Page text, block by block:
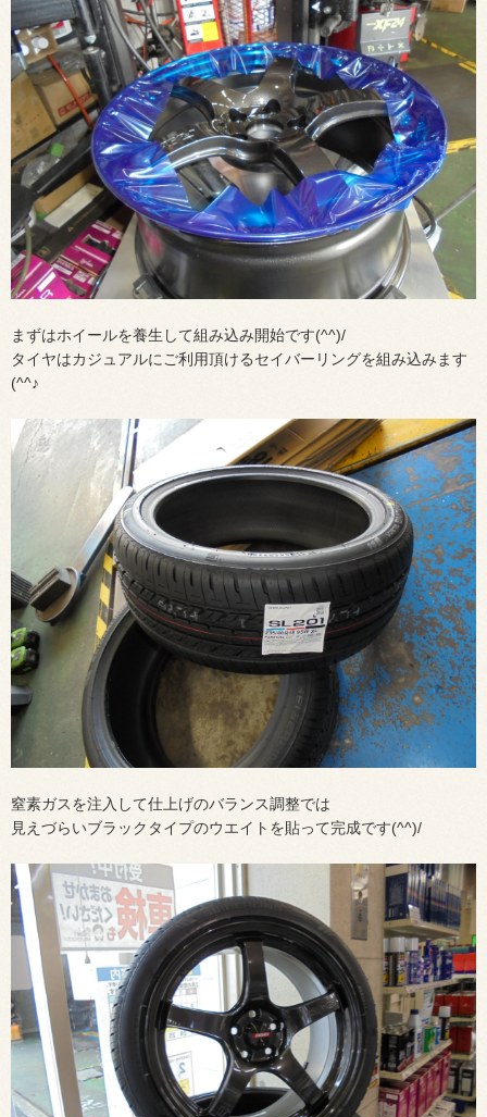
まずはホイールを養生して組み込み開始です(^^)/
タイヤはカジュアルにご利用頂けるセイバーリングを組み込みます
(^^♪
窒素ガスを注入して仕上げのバランス調整では
見えづらいブラックタイプのウエイトを貼って完成です(^^)/